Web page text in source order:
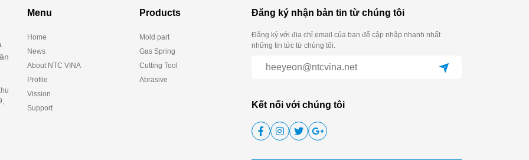
Menu
Home
News
About NTC VINA
Profile
Vission
Support
Products
Mold part
Gas Spring
Cutting Tool
Abrasive
Đăng ký nhận bản tin từ chúng tôi
Đăng ký với địa chỉ email của bạn để cập nhập nhanh nhất
những tin tức từ chúng tôi.
Kết nối với chúng tôi